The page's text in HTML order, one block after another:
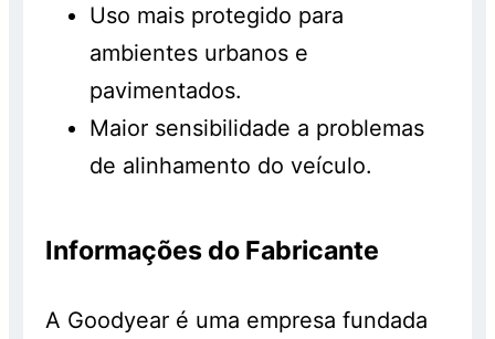
Uso mais protegido para
ambientes urbanos e
pavimentados.
Maior sensibilidade a problemas
de alinhamento do veículo.
Informações do Fabricante
A Goodyear é uma empresa fundada